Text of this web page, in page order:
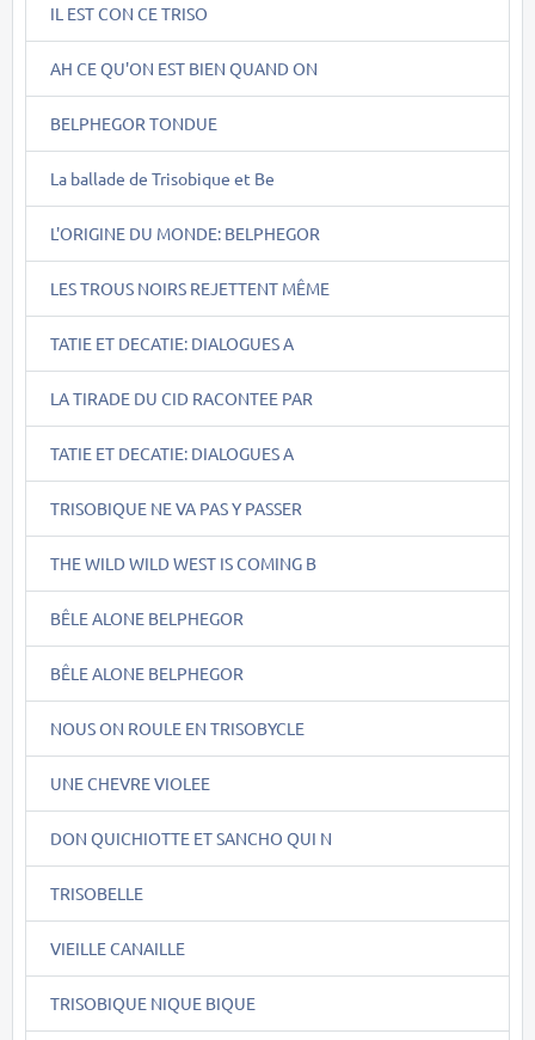
IL EST CON CE TRISO
AH CE QU'ON EST BIEN QUAND ON
BELPHEGOR TONDUE
La ballade de Trisobique et Be
L'ORIGINE DU MONDE: BELPHEGOR
LES TROUS NOIRS REJETTENT MÊME
TATIE ET DECATIE: DIALOGUES A
LA TIRADE DU CID RACONTEE PAR
TATIE ET DECATIE: DIALOGUES A
TRISOBIQUE NE VA PAS Y PASSER
THE WILD WILD WEST IS COMING B
BÊLE ALONE BELPHEGOR
BÊLE ALONE BELPHEGOR
NOUS ON ROULE EN TRISOBYCLE
UNE CHEVRE VIOLEE
DON QUICHIOTTE ET SANCHO QUI N
TRISOBELLE
VIEILLE CANAILLE
TRISOBIQUE NIQUE BIQUE